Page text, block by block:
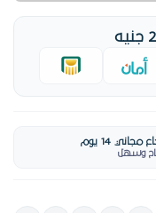
مجاني 14 يوم
وسهل